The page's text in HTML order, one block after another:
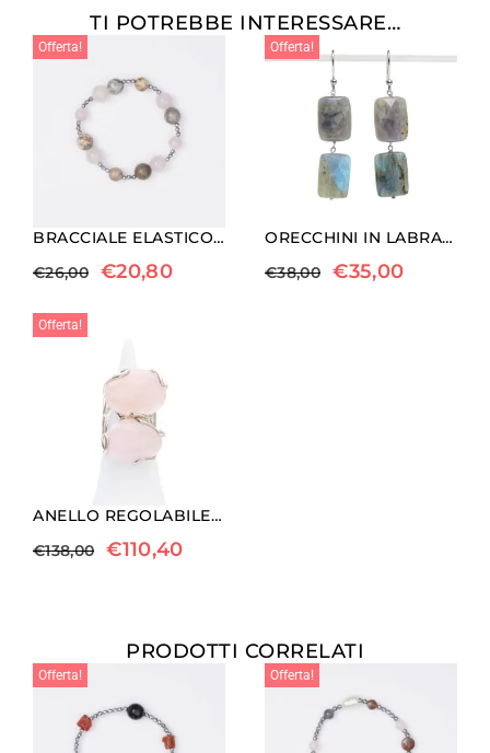
TI POTREBBE INTERESSARE…
Offerta!
BRACCIALE ELASTICO IN EMATITE, QUARZO ROSA E CORALLO FOSSILE
€26,00 €20,80
Offerta!
ORECCHINI IN LABRADORITE ED ARGENTO
€38,00 €35,00
Offerta!
ANELLO REGOLABILE IN ARGENTO A DUE PIETRE CON MORGANITE
€138,00 €110,40
PRODOTTI CORRELATI
Offerta! Offerta!